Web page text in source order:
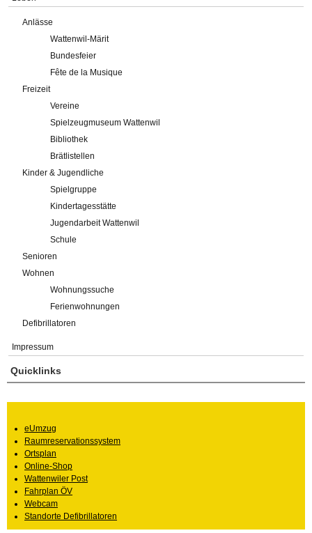
Anlässe
Wattenwil-Märit
Bundesfeier
Fête de la Musique
Freizeit
Vereine
Spielzeugmuseum Wattenwil
Bibliothek
Brätlistellen
Kinder & Jugendliche
Spielgruppe
Kindertagesstätte
Jugendarbeit Wattenwil
Schule
Senioren
Wohnen
Wohnungssuche
Ferienwohnungen
Defibrillatoren
Impressum
Quicklinks
eUmzug
Raumreservationssystem
Ortsplan
Online-Shop
Wattenwiler Post
Fahrplan ÖV
Webcam
Standorte Defibrillatoren